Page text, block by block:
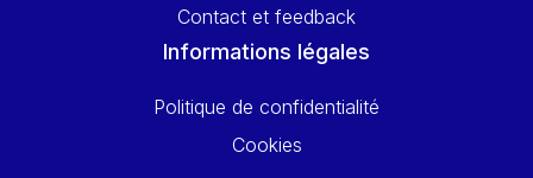
Contact et feedback
Informations légales
Politique de confidentialité
Cookies